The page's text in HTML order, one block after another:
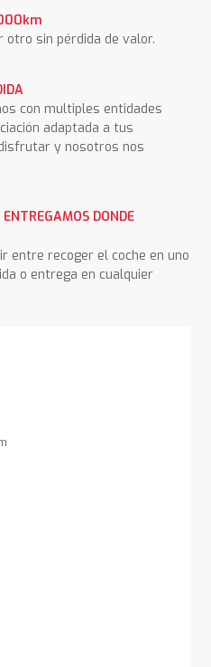
otro sin pérdida de valor.
con multiples entidades
adaptada a tus
y nosotros nos
DONDE
entre recoger el coche en uno
o entrega en cualquier